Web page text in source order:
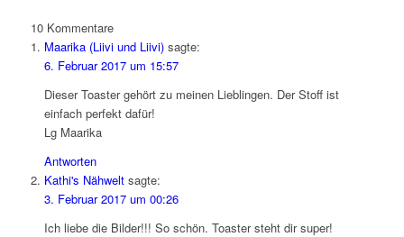
10 Kommentare
Maarika (Liivi und Liivi) sagte:
6. Februar 2017 um 15:57
Dieser Toaster gehört zu meinen Lieblingen. Der Stoff ist
einfach perfekt dafür!
Lg Maarika
Antworten
Kathi's Nähwelt sagte:
3. Februar 2017 um 00:26
Ich liebe die Bilder!!! So schön. Toaster steht dir super!